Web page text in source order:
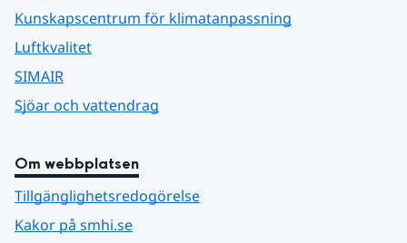
Kunskapscentrum för klimatanpassning
Luftkvalitet
SIMAIR
Sjöar och vattendrag
Om webbplatsen
Tillgänglighetsredogörelse
Kakor på smhi.se